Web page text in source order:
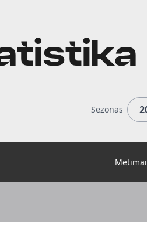
Sezonas
Metimai